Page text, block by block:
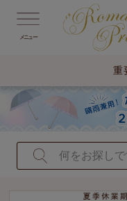
メニュー
重